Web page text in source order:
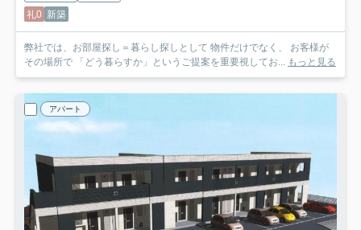
礼0 新築
弊社では、お部屋探し＝暮らし探しとして 物件だけでなく、 お客様が
その場所で 「どう暮らすか」というご提案を重要視してお... もっと見る
アパート